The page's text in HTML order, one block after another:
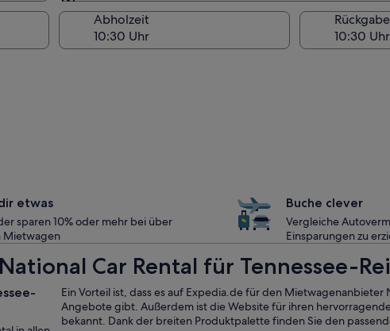
Am Abholort
Abholzeit
etwas
sparen 10% oder mehr bei über
Mietwagen
Buche clever
Vergleiche
Einsparungen zu
Car Rental für Tennessee-
Ein Vorteil ist, dass es auf Expedia.de für den Mietwagenanbieter
Angebote gibt. Außerdem ist die Website für ihren
bekannt. Dank der breiten Produktpalette finden Sie den